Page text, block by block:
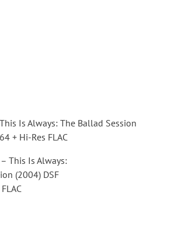
Is Always: The Ballad Session
+ Hi-Res FLAC